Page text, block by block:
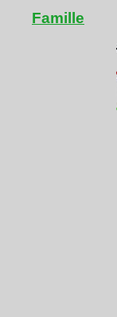
Famille